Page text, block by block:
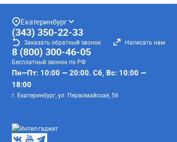
Екатеринбург
(343) 350-22-33
Заказать обратный звонок Написать нам
8 (800) 300-46-05
Бесплатный звонок по РФ
Пн—Пт: 10:00 — 20:00. Сб, Вс: 10:00 —
18:00
г. Екатеринбург, ул. Первомайская, 56